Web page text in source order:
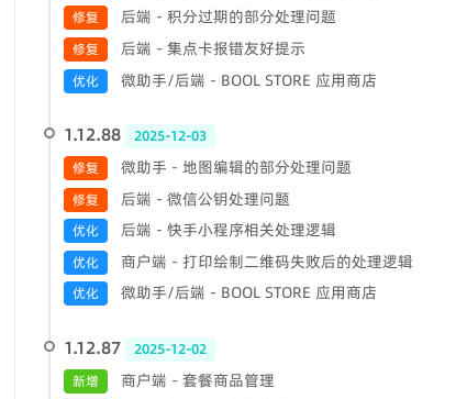
修复 后端 - 积分过期的部分处理问题
修复 后端 - 集点卡报错友好提示
优化 微助手/后端 - BOOL STORE 应用商店
1.12.88
2025-12-03
修复
微助手 - 地图编辑的部分处理问题
修复 后端 - 微信公钥处理问题
优化 后端 - 快手小程序相关处理逻辑
优化 商户端 - 打印绘制二维码失败后的处理逻辑
优化 微助手/后端 - BOOL STORE 应用商店
1.12.87
2025-12-02
新增
商户端 - 套餐商品管理